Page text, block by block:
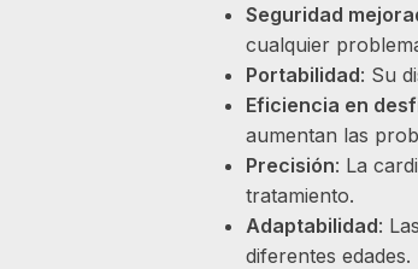
Seguridad
cualquier
Portabilidad: Su
Eficiencia en
aumentan las
Precisión: La
tratamiento.
Adaptabilidad:
diferentes edades.